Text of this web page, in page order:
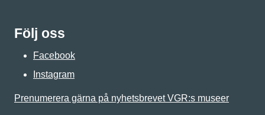
Följ oss
Facebook
Instagram
Prenumerera gärna på nyhetsbrevet VGR:s museer